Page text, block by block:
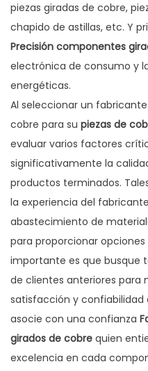
piezas giradas de cobre,
chapido de astillas, etc. Y
Precisión componentes
electrónica de consumo y
energéticas.
Al seleccionar un
cobre para su piezas de
evaluar varios factores
significativamente la
productos terminados.
la experiencia del
abastecimiento de
para proporcionar
importante es que busque
de clientes anteriores para
satisfacción y confiabilidad
asocie con una confianza
girados de cobre quien
excelencia en cada